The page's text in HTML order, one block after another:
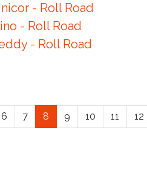
- Roll Road
- Roll Road
- Roll Road
6 7 8 9 10 11 12